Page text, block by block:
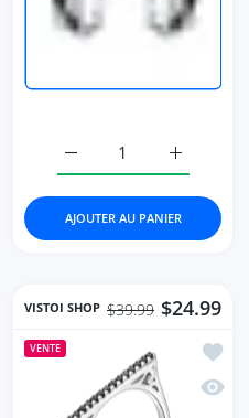
la quantité de Black Earrings
Black Earrings for Women
Augmenter la quantité
AJOUTER AU PANIER
à la liste de souhaits Black
rapide Black Jewelry Color
VISTOI SHOP $24.99
$39.99
VENTE